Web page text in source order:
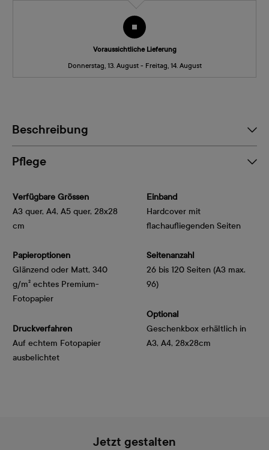
Voraussichtliche Lieferung
Donnerstag, 13. August - Freitag, 14. August
Beschreibung
Pflege
Verfügbare Grössen
A3 quer, A4, A5 quer, 28x28
cm
Papieroptionen
Glänzend oder Matt, 340
g/m² echtes Premium-
Fotopapier
Druckverfahren
Auf echtem Fotopapier
ausbelichtet
Einband
Hardcover mit
flachaufliegenden Seiten
Seitenanzahl
26 bis 120 Seiten (A3 max.
96)
Optional
Geschenkbox erhältlich in
A3, A4, 28x28cm
Jetzt gestalten